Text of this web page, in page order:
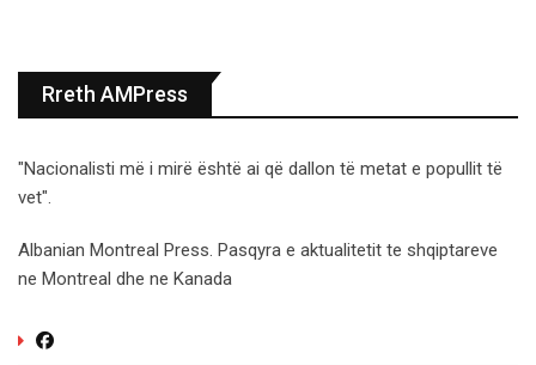
Rreth AMPress
"Nacionalisti më i mirë është ai që dallon të metat e popullit të
vet".
Albanian Montreal Press. Pasqyra e aktualitetit te shqiptareve
ne Montreal dhe ne Kanada